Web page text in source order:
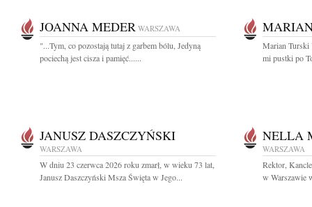
JOANNA MEDER WARSZAWA
"...Tym, co pozostają tutaj z garbem bólu, Jedyną
pociechą jest cisza i pamięć......
Marian Turski
mi pustki po
JANUSZ DASZCZYŃSKI
WARSZAWA
W dniu 23 czerwca 2026 roku zmarł, w wieku 73 lat,
Janusz Daszczyński Msza Święta w Jego...
NELLA
WARSZAWA
Rektor,
w Warszawie